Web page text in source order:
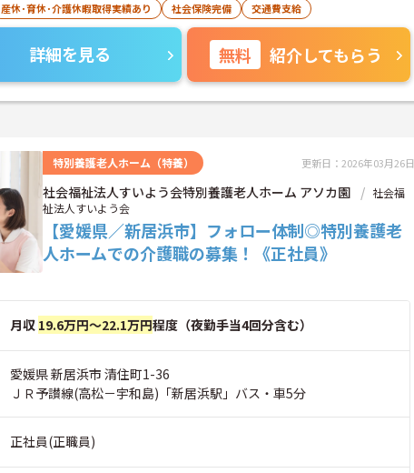
産休･育休･介護休暇取得実績あり 社会保険完備 交通費支給
詳細を見る 無料 紹介してもらう
特別養護老人ホーム（特養） 更新日：2026年03月26日
社会福祉法人すいよう会特別養護老人ホーム アソカ園
社会福
祉法人すいよう会
【愛媛県／新居浜市】フォロー体制◎特別養護老
人ホームでの介護職の募集！《正社員》
月収 19.6万円～22.1万円程度（夜勤手当4回分含む）
愛媛県 新居浜市 清住町1-36
ＪＲ予讃線(高松－宇和島)「新居浜駅」バス・車5分
正社員(正職員)